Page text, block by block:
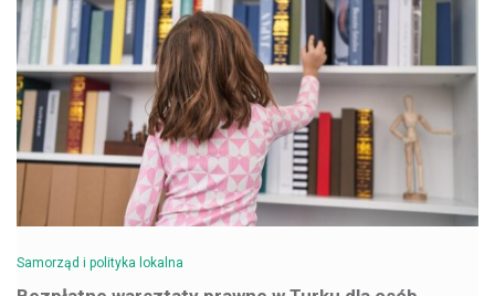
Samorząd i polityka lokalna